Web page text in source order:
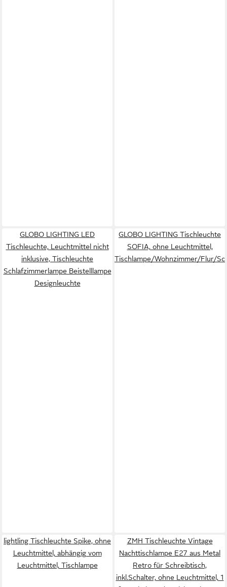
GLOBO LIGHTING LED
Tischleuchte, Leuchtmittel nicht
inklusive, Tischleuchte
Schlafzimmerlampe Beistelllampe
Designleuchte
GLOBO LIGHTING Tischleuchte
SOFIA, ohne Leuchtmittel,
Tischlampe/Wohnzimmer/Flur/
lightling Tischleuchte Spike, ohne
Leuchtmittel, abhängig vom
Leuchtmittel, Tischlampe
ZMH Tischleuchte Vintage
Nachttischlampe E27 aus Metal
Retro für Schreibtisch,
inkl.Schalter, ohne Leuchtmittel, 1